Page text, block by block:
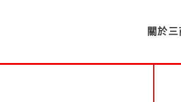
關於三